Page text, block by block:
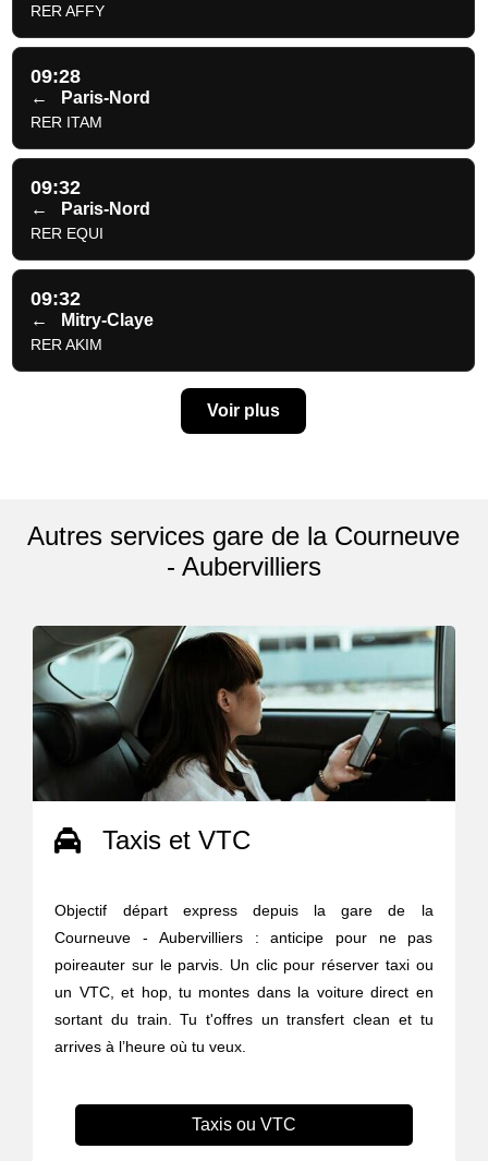
RER AFFY
09:28
← Paris-Nord
RER ITAM
09:32
← Paris-Nord
RER EQUI
09:32
← Mitry-Claye
RER AKIM
Voir plus
Autres services gare de la Courneuve
- Aubervilliers
Taxis et VTC
Objectif départ express depuis la gare de la
Courneuve - Aubervilliers : anticipe pour ne pas
poireauter sur le parvis. Un clic pour réserver taxi ou
un VTC, et hop, tu montes dans la voiture direct en
sortant du train. Tu t'offres un transfert clean et tu
arrives à l’heure où tu veux.
Taxis ou VTC